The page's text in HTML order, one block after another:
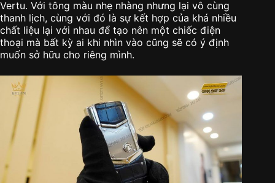
Vertu. Với tông màu nhẹ nhàng nhưng lại vô cùng
thanh lịch, cùng với đó là sự kết hợp của khá nhiều
chất liệu lại với nhau để tạo nên một chiếc điện
thoại mà bất kỳ ai khi nhìn vào cũng sẽ có ý định
muốn sở hữu cho riêng mình.